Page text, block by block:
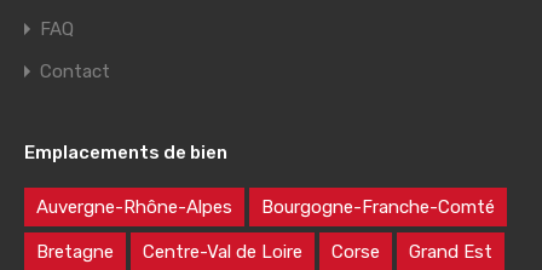
FAQ
Contact
Emplacements de bien
Auvergne-Rhône-Alpes Bourgogne-Franche-Comté
Bretagne Centre-Val de Loire Corse Grand Est